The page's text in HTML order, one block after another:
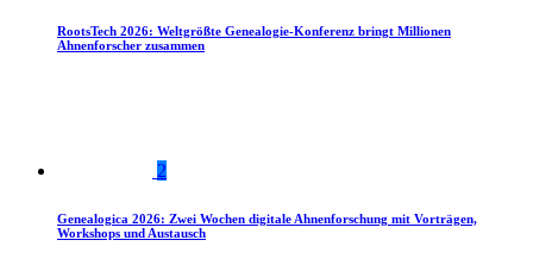
RootsTech 2026: Weltgrößte Genealogie-Konferenz bringt Millionen
Ahnenforscher zusammen
2
Genealogica 2026: Zwei Wochen digitale Ahnenforschung mit Vorträgen,
Workshops und Austausch